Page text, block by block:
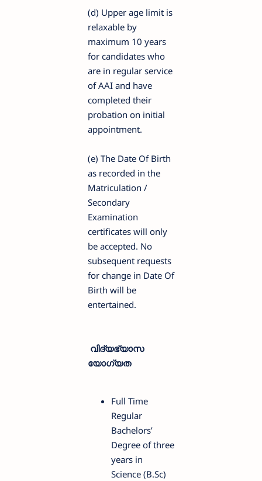
(d) Upper age limit is
relaxable by
maximum 10 years
for candidates who
are in regular service
of AAI and have
completed their
probation on initial
appointment.
(e) The Date Of Birth
as recorded in the
Matriculation /
Secondary
Examination
certificates will only
be accepted. No
subsequent requests
for change in Date Of
Birth will be
entertained.
വിദ്യഭ്യാസ
യോഗ്യത
Full Time
Regular
Bachelors’
Degree of three
years in
Science (B.Sc)